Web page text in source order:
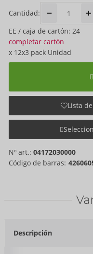
Cantidad:
EE / caja de cartón: 24
completar cartón
x 12x3 pack Unidad
Lista
Nº art.: 04172030000
Código de barras:
Descripción